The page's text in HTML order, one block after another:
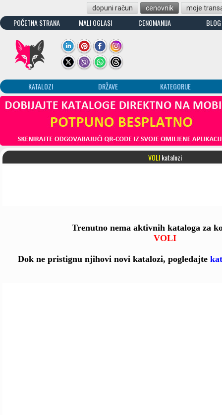
dopuni račun cenovnik moje
POČETNA STRANA MALI OGLASI CENOMANIJA BLOG
KATALOZI DRŽAVE KATEGORIJE
VOLIkatalozi
Trenutno nema aktivnih kataloga za
VOLI
Dok ne pristignu njihovi novi katalozi, pogledajte